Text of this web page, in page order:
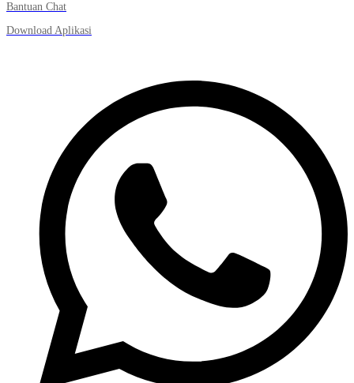
Bantuan Chat
Download Aplikasi